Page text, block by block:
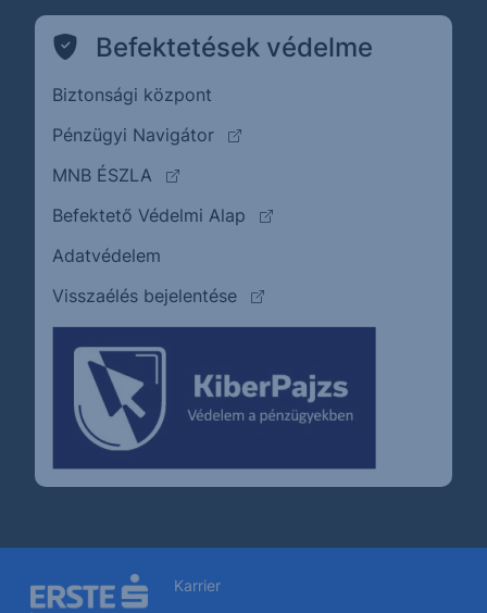
Befektetések védelme
Biztonsági központ
Pénzügyi Navigátor
(külső oldalra ugrik)
MNB ÉSZLA
(külső oldalra ugrik)
Befektető Védelmi Alap
(külső oldalra ugrik)
Adatvédelem
Visszaélés bejelentése
(külső oldalra ugrik)
Karrier